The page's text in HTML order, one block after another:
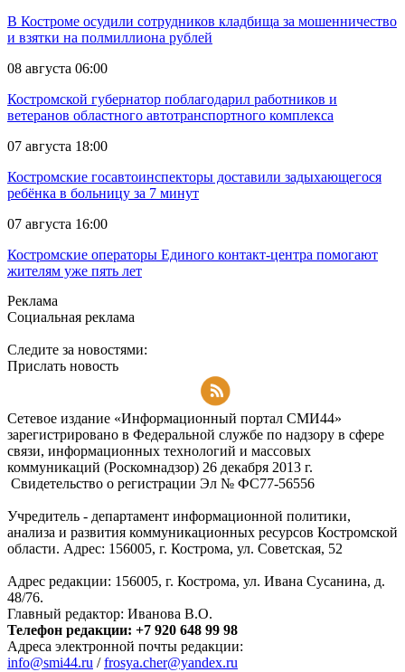
В Костроме осудили сотрудников кладбища за мошенничество
и взятки на полмиллиона рублей
08 августа 06:00
Костромской губернатор поблагодарил работников и
ветеранов областного автотранспортного комплекса
07 августа 18:00
Костромские госавтоинспекторы доставили задыхающегося
ребёнка в больницу за 7 минут
07 августа 16:00
Костромские операторы Единого контакт-центра помогают
жителям уже пять лет
Реклама
Социальная реклама
Следите за новостями:
Прислать новость
Сетевое издание «Информационный портал СМИ44»
зарегистрировано в Федеральной службе по надзору в сфере
связи, информационных технологий и массовых
коммуникаций (Роскомнадзор) 26 декабря 2013 г.
Свидетельство о регистрации Эл № ФC77-56556
Учредитель - департамент информационной политики,
анализа и развития коммуникационных ресурсов Костромской
области. Адрес: 156005, г. Кострома, ул. Советская, 52
Адрес редакции: 156005, г. Кострома, ул. Ивана Сусанина, д.
48/76.
Главный редактор: Иванова В.О.
Телефон редакции: +7 920 648 99 98
Адреса электронной почты редакции:
info@smi44.ru /frosya.cher@yandex.ru